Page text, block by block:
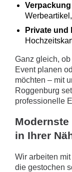
Private
Ganz gleich,
Event planen
möchten – mit
Roggenburg
professionelle
in Ihrer
Wir arbeiten
die gestochen